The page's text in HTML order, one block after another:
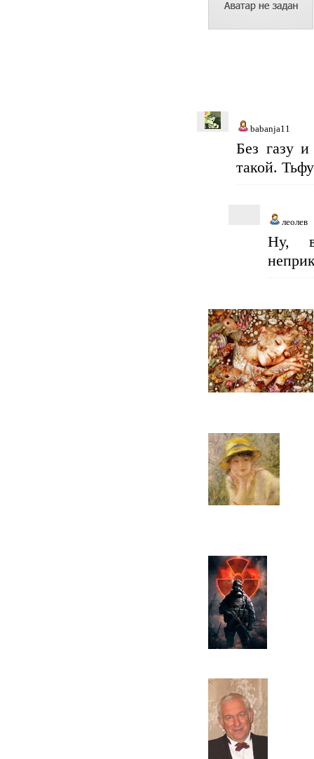
babanja11
Без газу
такой.
леолев
Ну,